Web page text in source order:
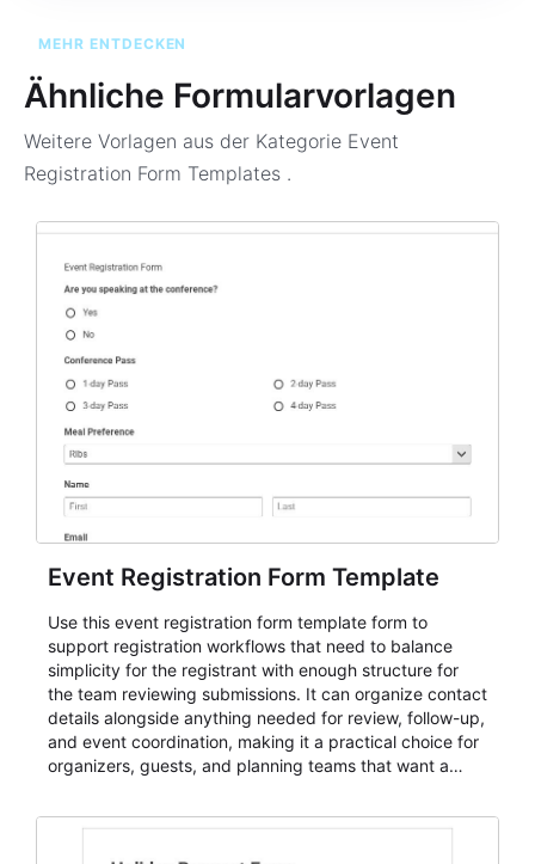
MEHR ENTDECKEN
Ähnliche Formularvorlagen
Weitere Vorlagen aus der Kategorie Event
Registration Form Templates .
Event Registration Form Template
Use this event registration form template form to
support registration workflows that need to balance
simplicity for the registrant with enough structure for
the team reviewing submissions. It can organize contact
details alongside anything needed for review, follow-up,
and event coordination, making it a practical choice for
organizers, guests, and planning teams that want a
and participant management. The form is suitable for